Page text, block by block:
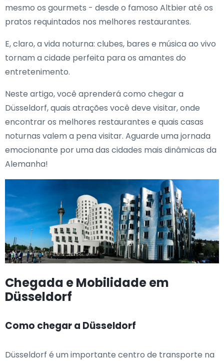
mesmo os gourmets - desde o famoso Altbier até os
pratos requintados nos melhores restaurantes.
E, claro, a vida noturna: clubes, bares e música ao vivo
tornam a cidade perfeita para os amantes do
entretenimento.
Neste artigo, você aprenderá como chegar a
Düsseldorf, quais atrações você deve visitar, onde
encontrar os melhores restaurantes e quais casas
noturnas valem a pena visitar. Aguarde uma jornada
emocionante por uma das cidades mais dinâmicas da
Alemanha!
Chegada e Mobilidade em
Düsseldorf
Como chegar a Düsseldorf
Düsseldorf é um importante centro de transporte na